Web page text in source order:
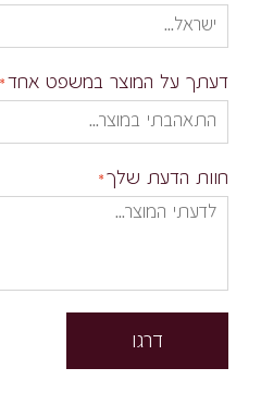
דעתך על המוצר במשפט אחד
חוות הדעת שלך
דרגו